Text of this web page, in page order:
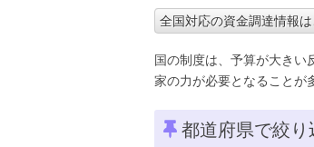
全国対応の資金調達情報は
国の制度は、予算が大きい
家の力が必要となることが
都道府県で絞り